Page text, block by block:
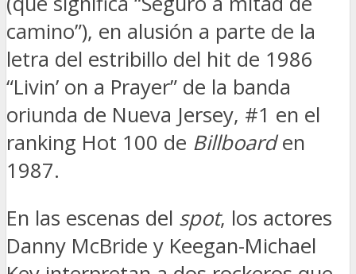
camino”), en alusión a parte de la
letra del estribillo del hit de 1986
“Livin’ on a Prayer” de la banda
oriunda de Nueva Jersey, #1 en el
ranking Hot 100 de Billboarden
1987.
En las escenas del spot, los actores
Danny McBride y Keegan-Michael